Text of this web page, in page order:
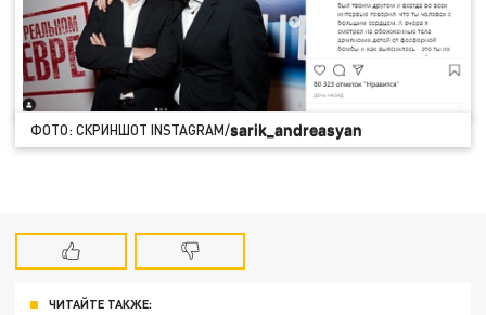
ФОТО: СКРИНШОТ INSTAGRAM/sarik_andreasyan
ЧИТАЙТЕ ТАКЖЕ: